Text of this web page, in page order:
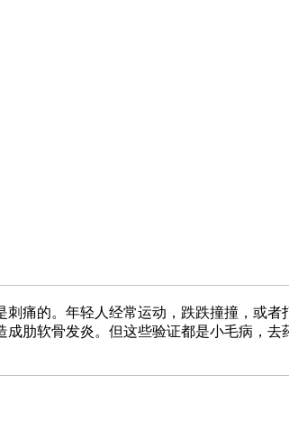
痛的。年轻人经常运动，跌跌撞撞，或
肋软骨发炎。但这些验证都是小毛病，